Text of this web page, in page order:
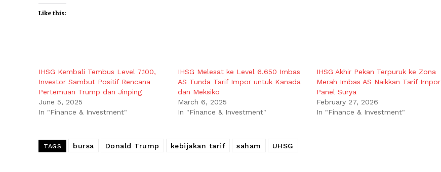
Like this:
IHSG Kembali Tembus Level 7.100,
Investor Sambut Positif Rencana
Pertemuan Trump dan Jinping
June 5, 2025
In "Finance & Investment"
IHSG Melesat ke Level 6.650 Imbas
AS Tunda Tarif Impor untuk Kanada
dan Meksiko
March 6, 2025
In "Finance & Investment"
IHSG Akhir Pekan Terpuruk ke Zona
Merah Imbas AS Naikkan Tarif Impor
Panel Surya
February 27, 2026
In "Finance & Investment"
TAGS bursa Donald Trump kebijakan tarif saham UHSG